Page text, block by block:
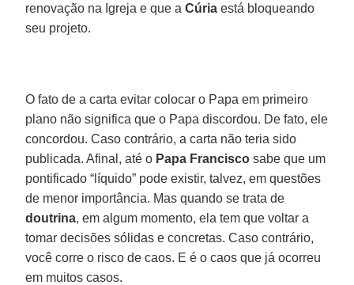
renovação na Igreja e que aCúria está bloqueando
seu projeto.
O fato de a carta evitar colocar o Papa em primeiro
plano não significa que o Papa discordou. De fato, ele
concordou. Caso contrário, a carta não teria sido
publicada. Afinal, até o Papa Francisco sabe que um
pontificado “líquido” pode existir, talvez, em questões
de menor importância. Mas quando se trata de
doutrina, em algum momento, ela tem que voltar a
tomar decisões sólidas e concretas. Caso contrário,
você corre o risco de caos. E é o caos que já ocorreu
em muitos casos.